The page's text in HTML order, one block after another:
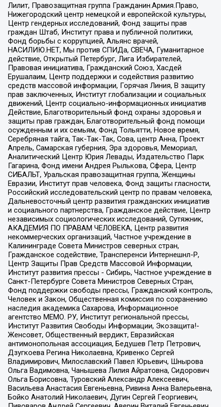
Лилит, Правозащитная группа Гражданин.Армия.Право,
Нижегородский центр немецкой и европейской культуры,
Центр гендерных исследований, Фонд защиты прав
граждан Штаб, Институт права и публичной политики,
Фонд борьбы с коррупцией, Альянс врачей,
НАСИЛИЮ.НЕТ, Мы против СПИДа, СВЕЧА, Гуманитарное
действие, Открытый Петербург, Лига Избирателей,
Правовая инициатива, Гражданский Союз, Хасдей
Ерушалаим, Центр поддержки и содействия развитию
средств массовой информации, Горячая Линия, В защиту
прав заключенных, Институт глобализации и социальных
движений, Центр социально-информационных инициатив
Действие, Благотворительный фонд охраны здоровья и
защиты прав граждан, Благотворительный фонд помощи
осужденным и их семьям, Фонд Тольятти, Новое время,
Серебряная тайга, Так-Так-Так, Сова, центр Анна, Проект
Апрель, Самарская губерния, Эра здоровья, Мемориал,
Аналитический Центр Юрия Левады, Издательство Парк
Гагарина, Фонд имени Андрея Рылькова, Сфера, Центр
СИБАЛЬТ, Уральская правозащитная группа, Женщины
Евразии, Институт прав человека, Фонд защиты гласности,
Российский исследовательский центр по правам человека,
Дальневосточный центр развития гражданских инициатив
и социального партнерства, Гражданское действие, Центр
независимых социологических исследований, Сутяжник,
АКАДЕМИЯ ПО ПРАВАМ ЧЕЛОВЕКА, Центр развития
некоммерческих организаций, Частное учреждение в
Калининграде Совета Министров северных стран,
Гражданское содействие, Трансперенси Интернешнл-Р,
Центр Защиты Прав Средств Массовой Информации,
Институт развития прессы - Сибирь, Частное учреждение в
Санкт-Петербурге Совета Министров Северных Стран,
Фонд поддержки свободы прессы, Гражданский контроль,
Человек и Закон, Общественная комиссия по сохранению
наследия академика Сахарова, Информационное
агентство МЕМО. РУ, Институт региональной прессы,
Институт Развития Свободы Информации, Экозащита!-
Женсовет, Общественный вердикт, Евразийская
антимонопольная ассоциация, Бедушев Петр Петрович,
Дзугкоева Регина Николаевна, Кривенко Сергей
Владимирович, Милославский Павел Юрьевич, Шнырова
Ольга Вадимовна, Чанышева Лилия Айратовна, Сидорович
Ольга Борисовна, Туровский Александр Алексеевич,
Васильева Анастасия Евгеньевна, Ривина Анна Валерьевна,
Бойко Анатолий Николаевич, Дугин Сергей Георгиевич,